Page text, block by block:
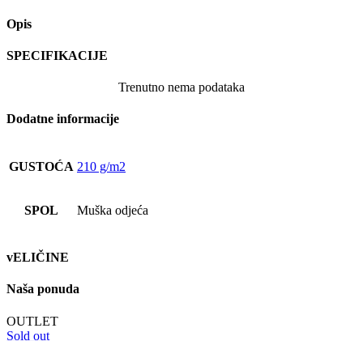
Opis
SPECIFIKACIJE
Trenutno nema podataka
Dodatne informacije
GUSTOĆA 210 g/m2
SPOL Muška odjeća
vELIČINE
Naša ponuda
OUTLET
Sold out